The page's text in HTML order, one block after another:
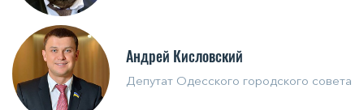
Андрей Кисловский
Депутат Одесского городского совета